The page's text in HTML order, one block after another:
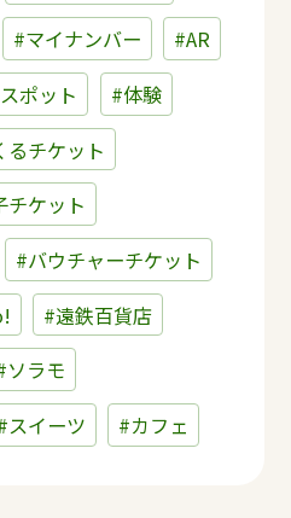
#マイナンバー
#AR
ポット
#体験
るチケット
チケット
#バウチャーチケット
#遠鉄百貨店
ソラモ
スイーツ #カフェ